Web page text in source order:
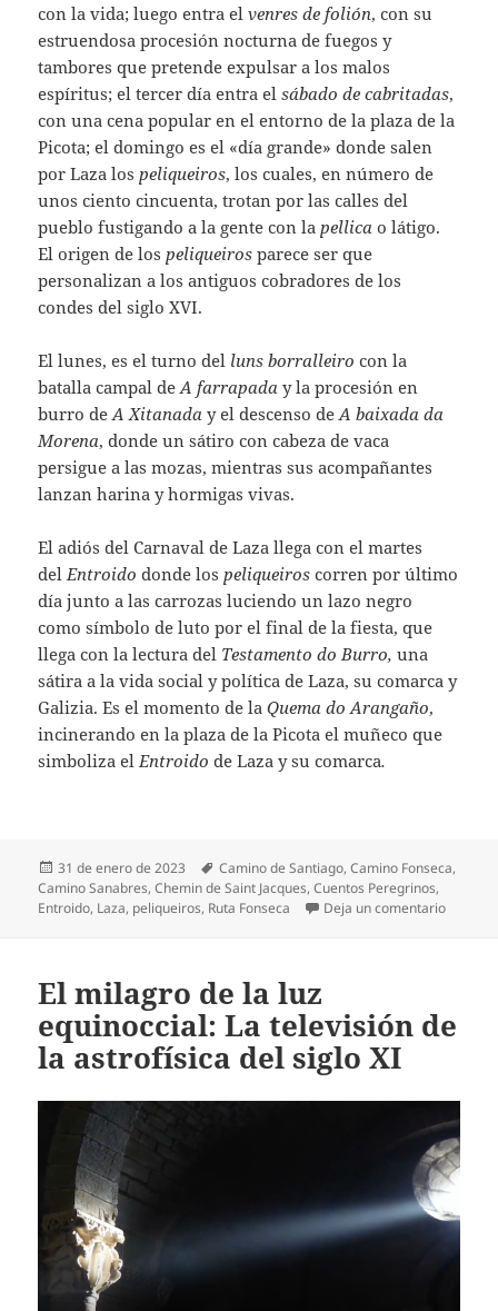
con la vida; luego entra elvenres de folión, con su
estruendosa procesión nocturna de fuegos y
tambores que pretende expulsar a los malos
espíritus; el tercer día entra elsábado de cabritadas,
con una cena popular en el entorno de la plaza de la
Picota; el domingo es el «día grande» donde salen
por Laza lospeliqueiros, los cuales, en número de
unos ciento cincuenta, trotan por las calles del
pueblo fustigando a la gente con lapellica o látigo.
El origen de lospeliqueirosparece ser que
personalizan a los antiguos cobradores de los
condes del siglo XVI.
El lunes, es el turno del luns borralleirocon la
batalla campal deA farrapada y la procesión en
burro deA Xitanada y el descenso deA baixada da
Morena, donde un sátiro con cabeza de vaca
persigue a las mozas, mientras sus acompañantes
lanzan harina y hormigas vivas.
El adiós del Carnaval de Laza llega con el martes
delEntroido donde lospeliqueiroscorren por último
día junto a las carrozas luciendo un lazo negro
como símbolo de luto por el final de la fiesta, que
llega con la lectura del Testamento do Burro, una
sátira a la vida social y política de Laza, su comarca y
Galizia. Es el momento de laQuema do Arangaño,
incinerando en la plaza de la Picota el muñeco que
simboliza elEntroidode Laza y su comarca.
Publicado
el
31 de enero de 2023 Etiquetas
Camino de Santiago,Camino Fonseca,
Camino Sanabres,Chemin de Saint Jacques,Cuentos Peregrinos,
Entroido, Laza, peliqueiros, Ruta Fonseca Deja un comentarioen El
El milagro de la luz
equinoccial: La televisión de
la astrofísica del siglo XI